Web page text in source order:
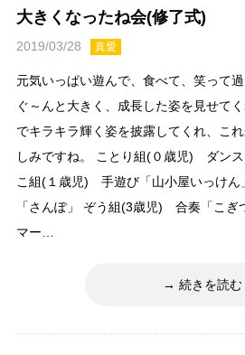
大きくなったね会(修了式)
2019/03/28 真愛
元気いっぱい遊んで、食べて、笑って
ぐ～んと大きく、成長した姿を見せて
でキラキラ輝く姿を披露してくれ、こ
しみですね。 ことり組(０歳児) ダン
こ組(１歳児) 手遊び「山小屋いっけ
「さんぽ」 ぞう組(3歳児) 合奏「こぎ
マー…
続きを読む